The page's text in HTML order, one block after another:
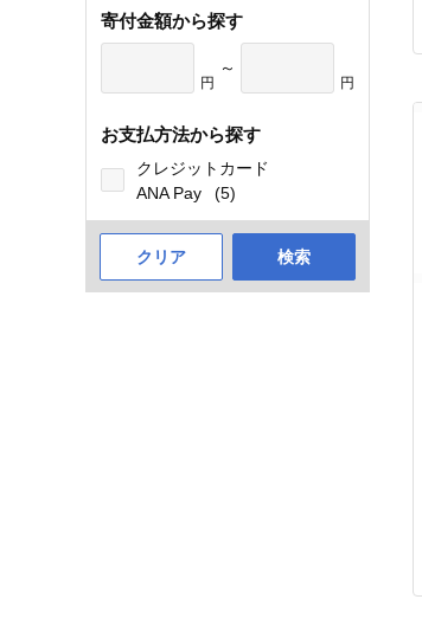
寄付金額から探す
円
～
円
お支払方法から探す
クレジットカード
ANA Pay
(5)
クリア 検索